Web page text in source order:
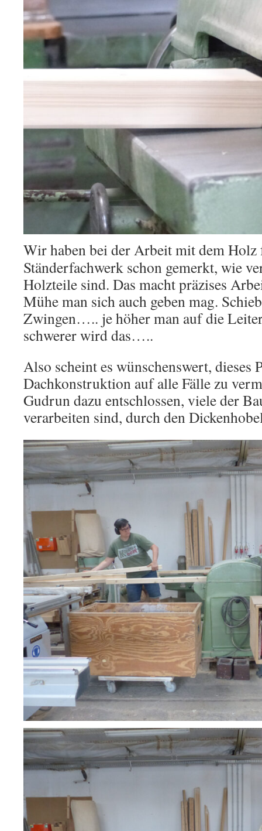
Wir haben bei der Arbeit mit dem Holz
Ständerfachwerk schon gemerkt, wie
Holzteile sind. Das macht präzises
Mühe man sich auch geben mag.
Zwingen….. je höher man auf die
schwerer wird das…..
Also scheint es wünschenswert, dieses
Dachkonstruktion auf alle Fälle zu
Gudrun dazu entschlossen, viele der
verarbeiten sind, durch den